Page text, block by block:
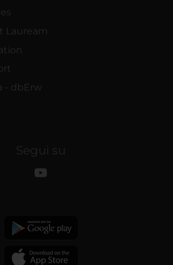
Lauream
- dbErw
Segui su